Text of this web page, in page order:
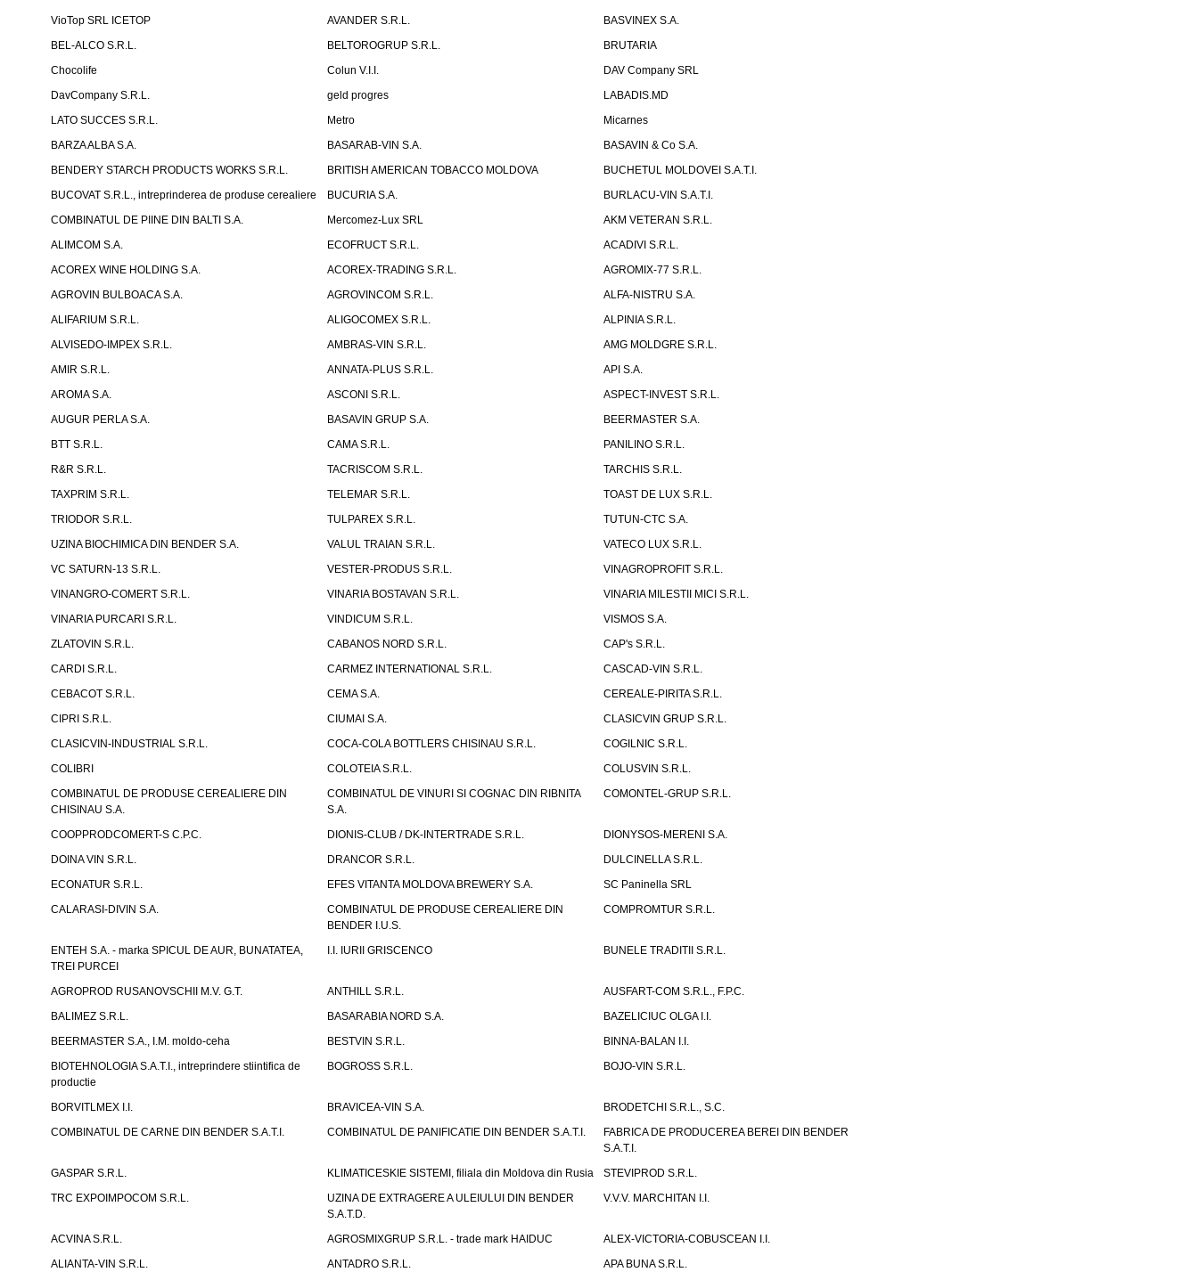
VioTop SRL ICETOP
AVANDER S.R.L.
BASVINEX S.A.
BEL-ALCO S.R.L.
BELTOROGRUP S.R.L.
BRUTARIA
Chocolife
Colun V.I.I.
DAV Company SRL
DavCompany S.R.L.
geld progres
LABADIS.MD
LATO SUCCES S.R.L.
Metro
Micarnes
BARZA ALBA S.A.
BASARAB-VIN S.A.
BASAVIN & Co S.A.
BENDERY STARCH PRODUCTS WORKS S.R.L.
BRITISH AMERICAN TOBACCO MOLDOVA
BUCHETUL MOLDOVEI S.A.T.I.
BUCOVAT S.R.L., intreprinderea de produse cerealiere
BUCURIA S.A.
BURLACU-VIN S.A.T.I.
COMBINATUL DE PIINE DIN BALTI S.A.
Mercomez-Lux SRL
AKM VETERAN S.R.L.
ALIMCOM S.A.
ECOFRUCT S.R.L.
ACADIVI S.R.L.
ACOREX WINE HOLDING S.A.
ACOREX-TRADING S.R.L.
AGROMIX-77 S.R.L.
AGROVIN BULBOACA S.A.
AGROVINCOM S.R.L.
ALFA-NISTRU S.A.
ALIFARIUM S.R.L.
ALIGOCOMEX S.R.L.
ALPINIA S.R.L.
ALVISEDO-IMPEX S.R.L.
AMBRAS-VIN S.R.L.
AMG MOLDGRE S.R.L.
AMIR S.R.L.
ANNATA-PLUS S.R.L.
API S.A.
AROMA S.A.
ASCONI S.R.L.
ASPECT-INVEST S.R.L.
AUGUR PERLA S.A.
BASAVIN GRUP S.A.
BEERMASTER S.A.
BTT S.R.L.
CAMA S.R.L.
PANILINO S.R.L.
R&R S.R.L.
TACRISCOM S.R.L.
TARCHIS S.R.L.
TAXPRIM S.R.L.
TELEMAR S.R.L.
TOAST DE LUX S.R.L.
TRIODOR S.R.L.
TULPAREX S.R.L.
TUTUN-CTC S.A.
UZINA BIOCHIMICA DIN BENDER S.A.
VALUL TRAIAN S.R.L.
VATECO LUX S.R.L.
VC SATURN-13 S.R.L.
VESTER-PRODUS S.R.L.
VINAGROPROFIT S.R.L.
VINANGRO-COMERT S.R.L.
VINARIA BOSTAVAN S.R.L.
VINARIA MILESTII MICI S.R.L.
VINARIA PURCARI S.R.L.
VINDICUM S.R.L.
VISMOS S.A.
ZLATOVIN S.R.L.
CABANOS NORD S.R.L.
CAP's S.R.L.
CARDI S.R.L.
CARMEZ INTERNATIONAL S.R.L.
CASCAD-VIN S.R.L.
CEBACOT S.R.L.
CEMA S.A.
CEREALE-PIRITA S.R.L.
CIPRI S.R.L.
CIUMAI S.A.
CLASICVIN GRUP S.R.L.
CLASICVIN-INDUSTRIAL S.R.L.
COCA-COLA BOTTLERS CHISINAU S.R.L.
COGILNIC S.R.L.
COLIBRI
COLOTEIA S.R.L.
COLUSVIN S.R.L.
COMBINATUL DE PRODUSE CEREALIERE DIN
CHISINAU S.A.
COMBINATUL DE VINURI SI COGNAC DIN RIBNITA
S.A.
COMONTEL-GRUP S.R.L.
COOPPRODCOMERT-S C.P.C. DIONIS-CLUB / DK-INTERTRADE S.R.L.
DIONYSOS-MERENI S.A.
DOINA VIN S.R.L.
DRANCOR S.R.L.
DULCINELLA S.R.L.
ECONATUR S.R.L.
EFES VITANTA MOLDOVA BREWERY S.A.
SC Paninella SRL
CALARASI-DIVIN S.A.
COMBINATUL DE PRODUSE CEREALIERE DIN
BENDER I.U.S.
COMPROMTUR S.R.L.
ENTEH S.A. - marka SPICUL DE AUR, BUNATATEA,
TREI PURCEI
I.I. IURII GRISCENCO BUNELE TRADITII S.R.L.
AGROPROD RUSANOVSCHII M.V. G.T. ANTHILL S.R.L.
AUSFART-COM S.R.L., F.P.C.
BALIMEZ S.R.L.
BASARABIA NORD S.A.
BAZELICIUC OLGA I.I.
BEERMASTER S.A., I.M. moldo-ceha
BESTVIN S.R.L.
BINNA-BALAN I.I.
BIOTEHNOLOGIA S.A.T.I., intreprindere stiintifica de
productie
BOGROSS S.R.L. BOJO-VIN S.R.L.
BORVITLMEX I.I. BRAVICEA-VIN S.A.
BRODETCHI S.R.L., S.C.
COMBINATUL DE CARNE DIN BENDER S.A.T.I.
COMBINATUL DE PANIFICATIE DIN BENDER S.A.T.I.
FABRICA DE PRODUCEREA BEREI DIN BENDER
S.A.T.I.
GASPAR S.R.L.
KLIMATICESKIE SISTEMI, filiala din Moldova din Rusia
STEVIPROD S.R.L.
TRC EXPOIMPOCOM S.R.L.
UZINA DE EXTRAGERE A ULEIULUI DIN BENDER
S.A.T.D.
V.V.V. MARCHITAN I.I.
ACVINA S.R.L. AGROSMIXGRUP S.R.L. - trade mark HAIDUC
ALEX-VICTORIA-COBUSCEAN I.I.
ALIANTA-VIN S.R.L.
ANTADRO S.R.L.
APA BUNA S.R.L.